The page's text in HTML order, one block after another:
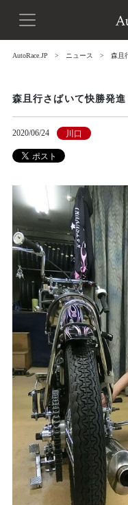
AutoRace.JP ニュース 森且
森且行さばいて快勝発
2020/06/24 川口